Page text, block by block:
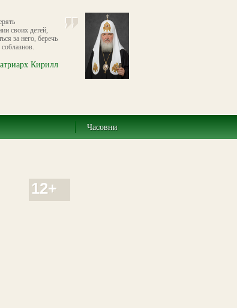
своих детей,
за него, беречь
Кирилл
Часовни
12+